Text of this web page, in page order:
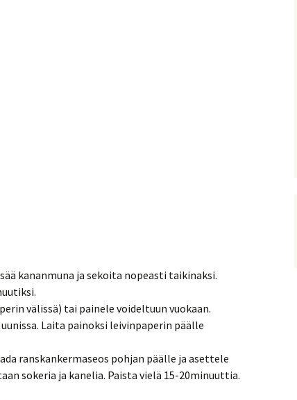
kananmuna ja sekoita nopeasti taikinaksi.
välissä) tai painele voideltuun vuokaan.
Laita painoksi leivinpaperin päälle
ranskankermaseos pohjan päälle ja asettele
sokeria ja kanelia. Paista vielä 15-20minuuttia.